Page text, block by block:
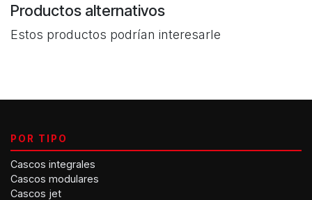
Productos alternativos
Estos productos podrían interesarle
POR TIPO
Cascos integrales
Cascos modulares
Cascos jet